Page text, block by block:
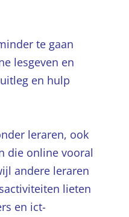
te gaan
lesgeven en
en hulp
leraren, ook
die online vooral
andere leraren
lieten
en ict-